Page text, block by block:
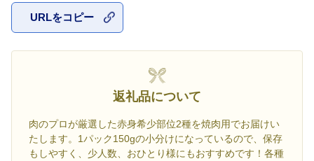
URLをコピー
返礼品について
肉のプロが厳選した赤身希少部位2種を焼肉用でお届けい
たします。1パック150gの小分けになっているので、保存
もしやすく、少人数、おひとり様にもおすすめです！各種